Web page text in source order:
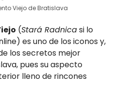
Viejo de Bratislava
(Stará Radnicasi lo
es uno de los iconos y,
los secretos mejor
pues su aspecto
lleno de rincones